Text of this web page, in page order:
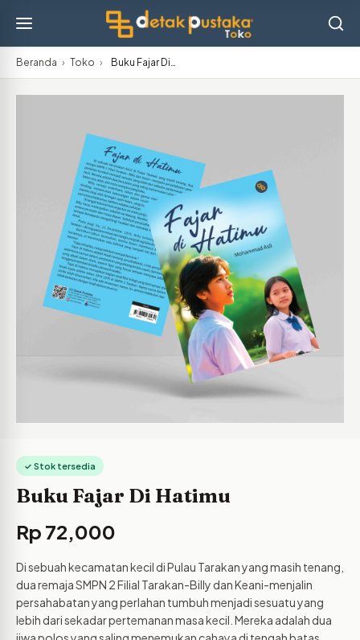
Beranda › Toko › Buku Fajar Di…
✓ Stok tersedia
Buku Fajar Di Hatimu
Rp 72,000
Di sebuah kecamatan kecil di Pulau Tarakan yang masih tenang,
dua remaja SMPN 2 Filial Tarakan-Billy dan Keani-menjalin
persahabatan yang perlahan tumbuh menjadi sesuatu yang
lebih dari sekadar pertemanan masa kecil. Mereka adalah dua